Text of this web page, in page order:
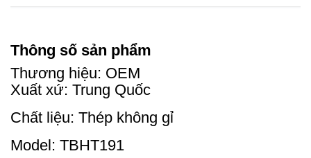
Thông số sản phẩm
Thương hiệu: OEM
Xuất xứ: Trung Quốc
Chất liệu: Thép không gỉ
Model: TBHT191